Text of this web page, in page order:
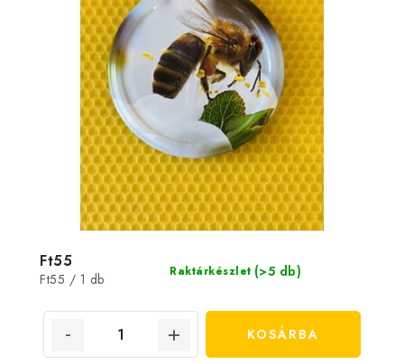
Raktárkészlet (>5 db)
Ft55
Egységár:
Ft55 / 1 db
KOSÁRBA